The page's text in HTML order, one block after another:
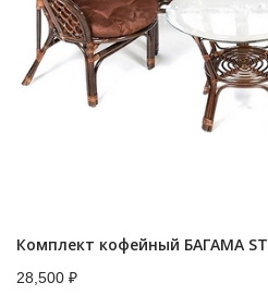
Комплект кофейный БАГАМА ST
28,500 ₽